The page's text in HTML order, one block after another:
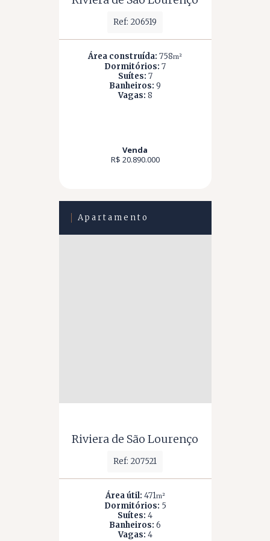
Ref: 206519
Área construída: 758m²
Dormitórios: 7
Suítes: 7
Banheiros: 9
Vagas: 8
Venda
R$ 20.890.000
Apartamento
Riviera de São Lourenço
Ref: 207521
Área útil: 471m²
Dormitórios: 5
Suítes: 4
Banheiros: 6
Vagas: 4